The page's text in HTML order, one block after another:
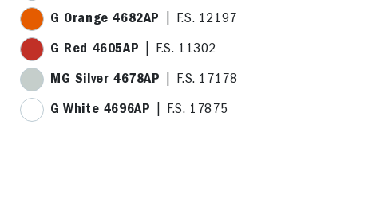
G Orange 4682AP | F.S. 12197
G Red 4605AP | F.S. 11302
MG Silver 4678AP | F.S. 17178
G White 4696AP | F.S. 17875